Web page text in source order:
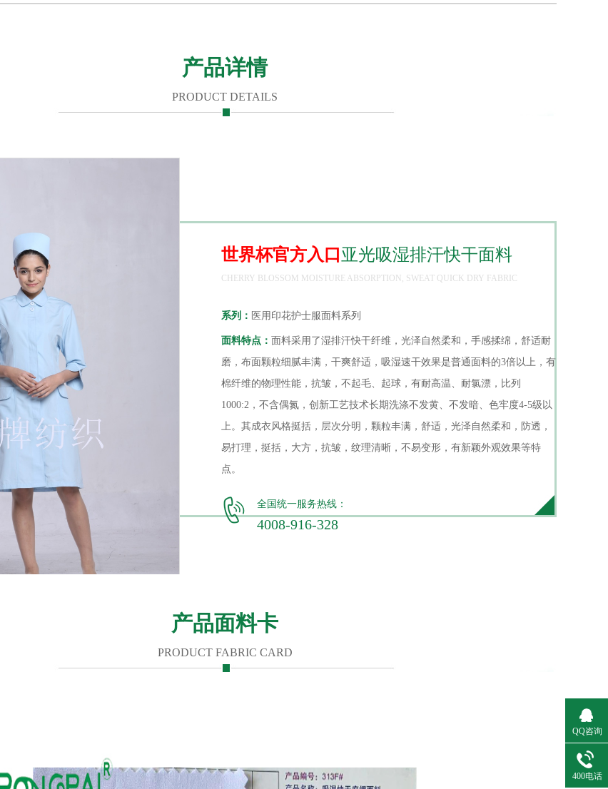
产品详情
PRODUCT DETAILS
世界杯官方入口 亚光吸湿排汗快干面料
CHERRY BLOSSOM MOISTURE ABSORPTION, SWEAT QUICK DRY FABRIC
系列： 医用印花护士服面料系列
面料特点： 面料采用了湿排汗快干纤维，光泽自然柔和，手感揉绵，舒适耐
磨，布面颗粒细腻丰满，干爽舒适，吸湿速干效果是普通面料的3倍以上，有
棉纤维的物理性能，抗皱，不起毛、起球，有耐高温、耐氯漂，比列
1000:2，不含偶氮，创新工艺技术长期洗涤不发黄、不发暗、色牢度4-5级以
上。其成衣风格挺括，层次分明，颗粒丰满，舒适，光泽自然柔和，防透，
易打理，挺括，大方，抗皱，纹理清晰，不易变形，有新颖外观效果等特
点。
全国统一服务热线：
4008-916-328
产品面料卡
PRODUCT FABRIC CARD
QQ咨询
400电话